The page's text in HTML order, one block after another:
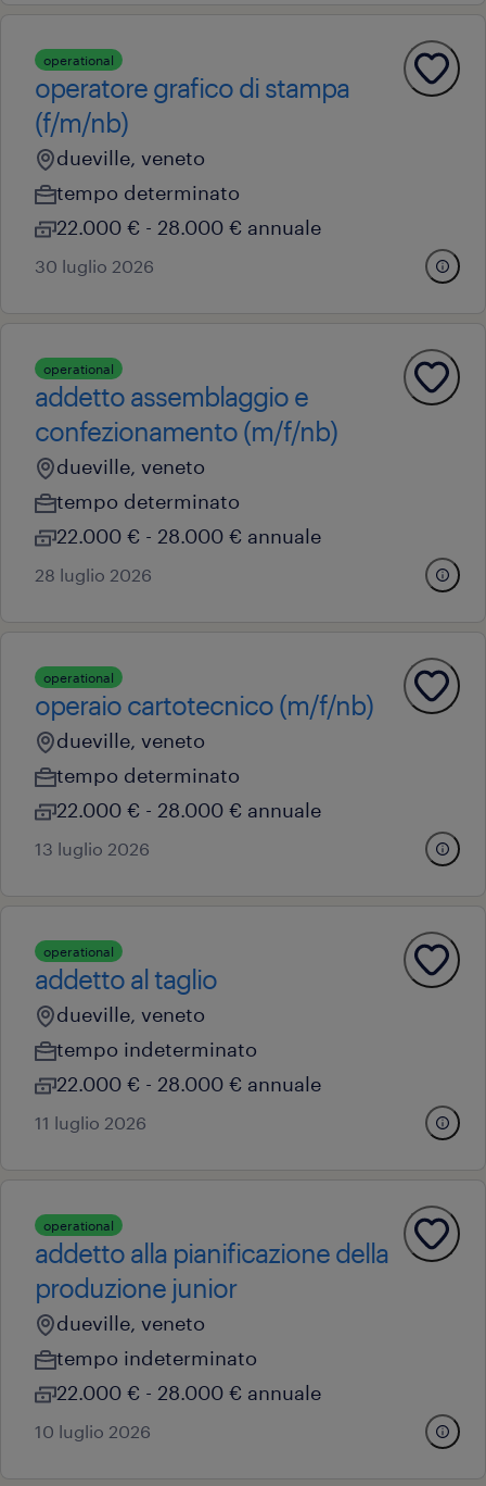
operational
operatore grafico di stampa
(f/m/nb)
dueville, veneto
tempo determinato
22.000 € - 28.000 € annuale
30 luglio 2026
operational
addetto assemblaggio e
confezionamento (m/f/nb)
dueville, veneto
tempo determinato
22.000 € - 28.000 € annuale
28 luglio 2026
operational
operaio cartotecnico (m/f/nb)
dueville, veneto
tempo determinato
22.000 € - 28.000 € annuale
13 luglio 2026
operational
addetto al taglio
dueville, veneto
tempo indeterminato
22.000 € - 28.000 € annuale
11 luglio 2026
operational
addetto alla pianificazione della
produzione junior
dueville, veneto
tempo indeterminato
22.000 € - 28.000 € annuale
10 luglio 2026